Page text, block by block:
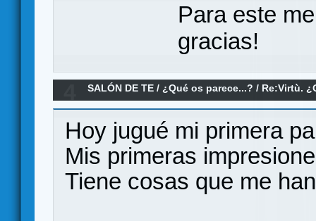
Para este
gracias!
SALÓN DE TE / ¿Qué os parece...? / Re:Virtù.
Hoy jugué mi primera
Mis primeras
Tiene cosas que me